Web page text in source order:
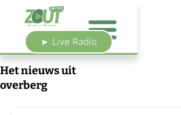
► Live Radio
Het nieuws uit
overberg